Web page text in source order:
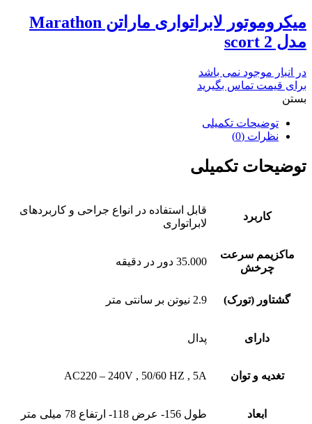
میکروموتور لابراتواری ماراتن Marathon
مدل scort 2
در انبار موجود نمی باشد
برای قیمت تماس بگیرید
بستن
توضیحات تکمیلی
نظرات (0)
توضیحات تکمیلی
کاربرد
قابل استفاده در انواع جراحی و کاربردهای
لابراتواری
ماکزیمم سرعت
چرخش
35.000 دور در دقیقه
گشتاور (تورک) 2.9 نیوتن بر سانتی متر
دارای پدال
تغدیه و توان AC220 – 240V , 50/60 HZ , 5A
ابعاد طول 156- عرض 118- ارتفاع 78 میلی متر